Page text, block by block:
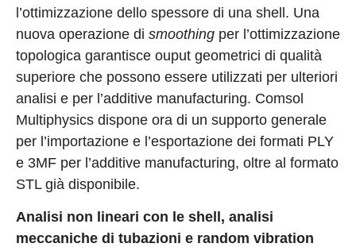
l’ottimizzazione dello spessore di una shell. Una
nuova operazione di smoothing per l’ottimizzazione
topologica garantisce ouput geometrici di qualità
superiore che possono essere utilizzati per ulteriori
analisi e per l’additive manufacturing. Comsol
Multiphysics dispone ora di un supporto generale
per l’importazione e l’esportazione dei formati PLY
e 3MF per l’additive manufacturing, oltre al formato
STL già disponibile.
Analisi non lineari con le shell, analisi
meccaniche di tubazioni e random vibration